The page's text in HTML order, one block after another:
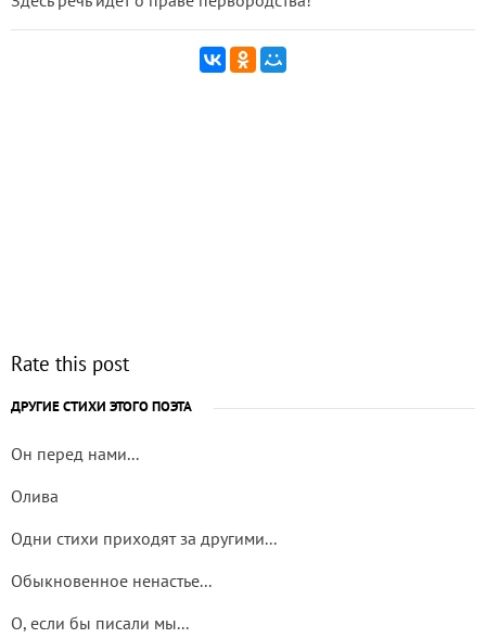
Rate this post
ДРУГИЕ СТИХИ ЭТОГО ПОЭТА
Он перед нами...
Олива
Одни стихи приходят за другими...
Обыкновенное ненастье...
О, если бы писали мы...